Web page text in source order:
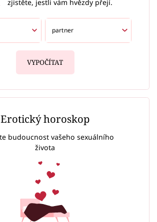
zjistěte, jestli vám hvězdy přejí.
VYPOČÍTAT
Erotický horoskop
budoucnost vašeho sexuálního
života